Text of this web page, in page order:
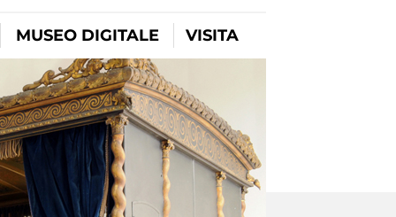
MUSEO DIGITALE VISITA